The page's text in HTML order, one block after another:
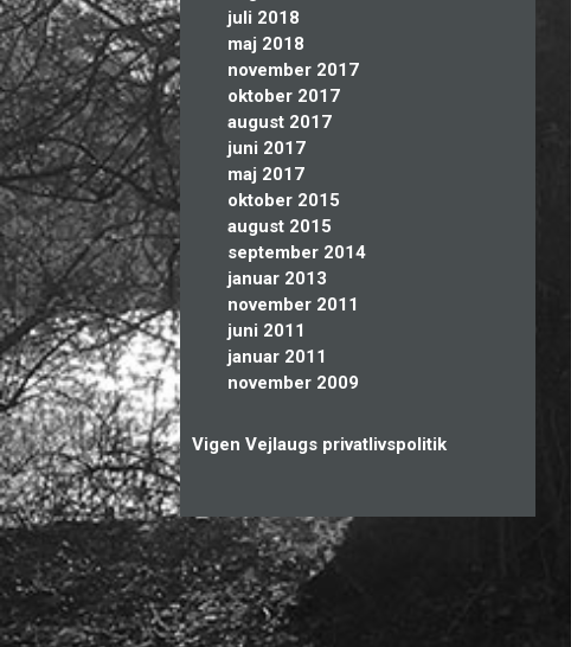
juli 2018
maj 2018
november 2017
oktober 2017
august 2017
juni 2017
maj 2017
oktober 2015
august 2015
september 2014
januar 2013
november 2011
juni 2011
januar 2011
november 2009
Vigen Vejlaugs privatlivspolitik